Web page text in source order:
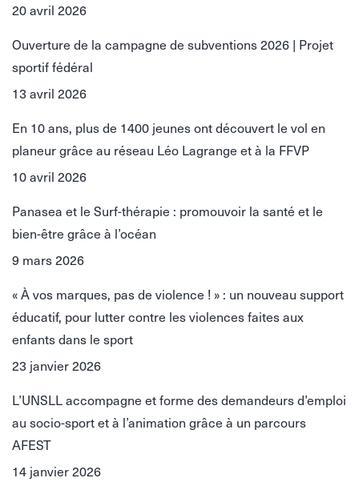
20 avril 2026
Ouverture de la campagne de subventions 2026 | Projet
sportif fédéral
13 avril 2026
En 10 ans, plus de 1400 jeunes ont découvert le vol en
planeur grâce au réseau Léo Lagrange et à la FFVP
10 avril 2026
Panasea et le Surf-thérapie : promouvoir la santé et le
bien-être grâce à l’océan
9 mars 2026
« À vos marques, pas de violence ! » : un nouveau support
éducatif, pour lutter contre les violences faites aux
enfants dans le sport
23 janvier 2026
L’UNSLL accompagne et forme des demandeurs d’emploi
au socio-sport et à l’animation grâce à un parcours
AFEST
14 janvier 2026